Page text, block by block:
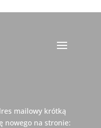
mailowy krótką
nowego na stronie: